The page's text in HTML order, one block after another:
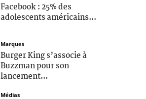
Facebook : 25% des
adolescents américains...
Marques
Burger King s’associe à
Buzzman pour son
lancement...
Médias